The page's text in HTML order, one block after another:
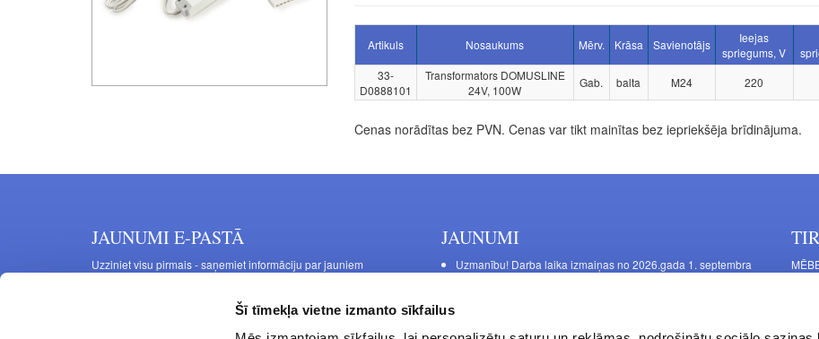
Šī tīmekļa vietne izmanto sīkfailus
Artikuls Nosaukums Mērv. Krāsa Savienotājs
Ieejas
spriegums, V
33-
D0888101
Transformators DOMUSLINE
24V, 100W
Gab. balta M24 220
Cenas norādītas bez PVN. Cenas var tikt mainītas bez iepriekšēja brīdinājuma.
JAUNUMI E-PASTĀ
Uzziniet visu pirmais - saņemiet informāciju par jauniem
JAUNUMI
Uzmanību! Darba laika izmaiņas no 2026.gada 1. septembra